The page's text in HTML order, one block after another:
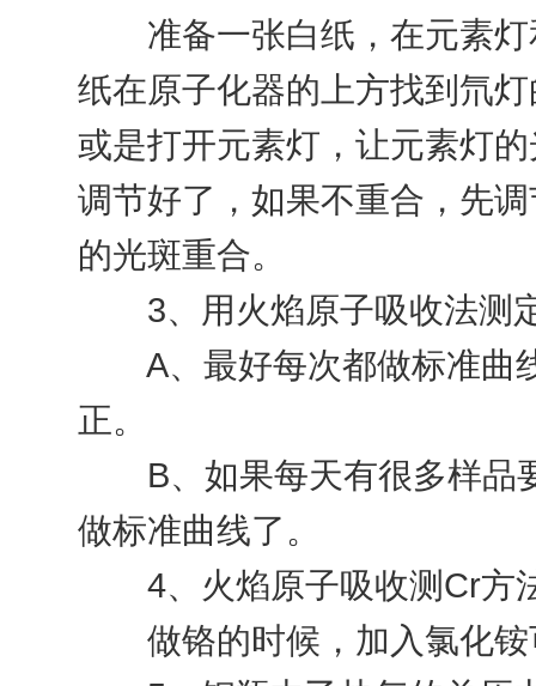
准备一张白纸，在元素灯
纸在原子化器的上方找到氘
或是打开元素灯，让元素灯
调节好了，如果不重合，先
的光斑重合。
3、用火焰原子吸收法测定
A、最好每次都做标准曲线
正。
B、如果每天有很多样品要
做标准曲线了。
4、火焰原子吸收测Cr方
做铬的时候，加入氯化铵